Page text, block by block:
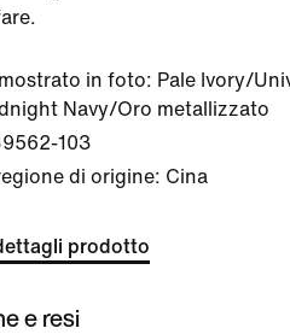
in foto: Pale Ivory/
Navy/Oro metallizzato
103
di origine: Cina
prodotto
e resi